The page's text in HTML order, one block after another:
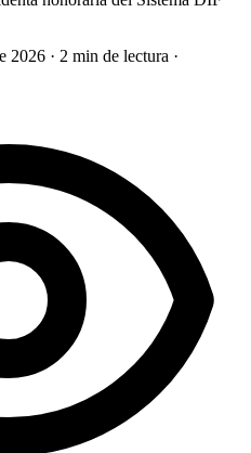
2026 · 2 min de lectura ·